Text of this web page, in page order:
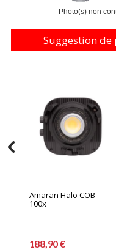
Photo(s) non
Suggestion de
Amaran Halo COB
100x
188,90 €